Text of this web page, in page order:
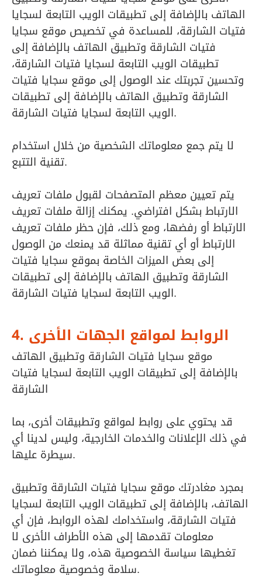
الهاتف بالإضافة إلى تطبيقات الويب التابعة لسجايا
فتيات الشارقة، للمساعدة في تخصيص موقع سجايا
فتيات الشارقة وتطبيق الهاتف بالإضافة إلى
تطبيقات الويب التابعة لسجايا فتيات الشارقة،
وتحسين تجربتك عند الوصول إلى موقع سجايا فتيات
الشارقة وتطبيق الهاتف بالإضافة إلى تطبيقات
الويب التابعة لسجايا فتيات الشارقة.
لا يتم جمع معلوماتك الشخصية من خلال استخدام
تقنية التتبع.
يتم تعيين معظم المتصفحات لقبول ملفات تعريف
الارتباط بشكل افتراضي. يمكنك إزالة ملفات تعريف
الارتباط أو رفضها، ومع ذلك، فإن حظر ملفات تعريف
الارتباط أو أي تقنية مماثلة قد يمنعك من الوصول
إلى بعض الميزات الخاصة بموقع سجايا فتيات
الشارقة وتطبيق الهاتف بالإضافة إلى تطبيقات
الويب التابعة لسجايا فتيات الشارقة.
4. الروابط لمواقع الجهات الأخرى
موقع سجايا فتيات الشارقة وتطبيق الهاتف
بالإضافة إلى تطبيقات الويب التابعة لسجايا فتيات
الشارقة
قد يحتوي على روابط لمواقع وتطبيقات أخرى، بما
في ذلك الإعلانات والخدمات الخارجية، وليس لدينا أي
سيطرة عليها.
بمجرد مغادرتك موقع سجايا فتيات الشارقة وتطبيق
الهاتف، بالإضافة إلى تطبيقات الويب التابعة لسجايا
فتيات الشارقة، واستخدامك لهذه الروابط، فإن أي
معلومات تقدمها إلى هذه الأطراف الأخرى لا
تغطيها سياسة الخصوصية هذه، ولا يمكننا ضمان
سلامة وخصوصية معلوماتك.